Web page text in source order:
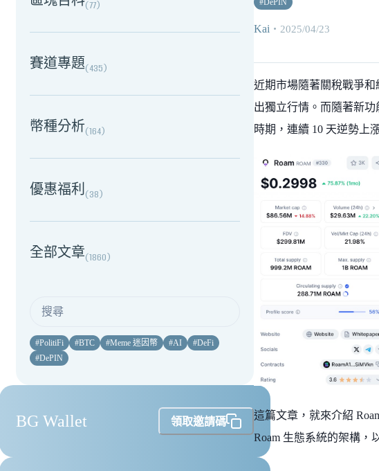
(77)
賽道專題(435)
幣種分析(164)
優惠福利(38)
全部文章(1860)
#PolitiFi #BTC #Meme 迷因幣 #AI #DeFi
#DePIN
BG Wallet 領取邀請碼
#DePIN
Kai ・ 2025/04/23
近期市場隨著關稅戰爭
出獨立行情。而隨著新
時期，連續 10 天逆勢上
這篇文章，就來介紹
Roam 生態系統的架構，